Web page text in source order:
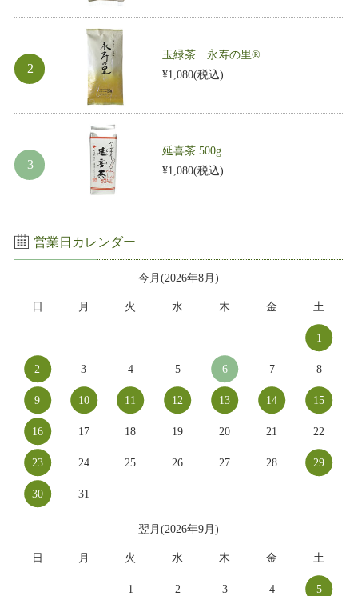
玉緑茶 永寿の里®
¥1,080(税込)
延喜茶 500g
¥1,080(税込)
営業日カレンダー
今月(2026年8月)
日 月 火 水 木 金 土
1
2 3 4 5 6 7 8
9 10 11 12 13 14 15
16 17 18 19 20 21 22
23 24 25 26 27 28 29
30 31
翌月(2026年9月)
日 月 火 水 木 金 土
1 2 3 4 5